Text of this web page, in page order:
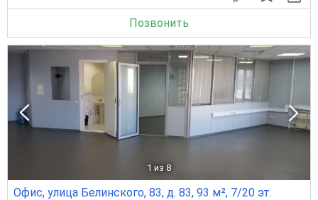
Позвонить
1 из 8
Офис, улица Белинского, 83, д. 83, 93 м², 7/20 эт.